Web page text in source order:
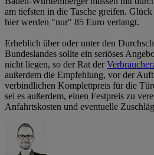
am tiefsten in die Tasche greifen.
hier werden "nur" 85 Euro verlangt.
Erheblich über oder unter den
Bundeslandes sollte ein seriöses
nicht liegen, so der Rat der
außerdem die Empfehlung, vor der
verbindlichen Komplettpreis für die
sei es außerdem, einen Festpreis zu
Anfahrtskosten und eventuelle